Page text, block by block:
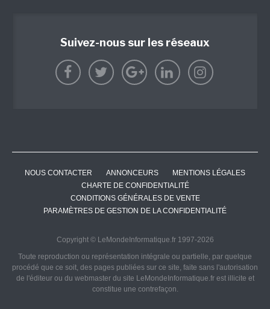
Suivez-nous sur les réseaux
NOUS CONTACTER ANNONCEURS
MENTIONS LÉGALES
CHARTE DE CONFIDENTIALITÉ
CONDITIONS GÉNÉRALES DE VENTE
PARAMÈTRES DE GESTION DE LA CONFIDENTIALITÉ
Copyright © LeMondeInformatique.fr 1997-2026
Toute reproduction ou représentation intégrale ou partielle, par quelque
procédé que ce soit, des pages publiées sur ce site, faite sans l'autorisation
de l'éditeur ou du webmaster du site LeMondeInformatique.fr est illicite et
constitue une contrefaçon.